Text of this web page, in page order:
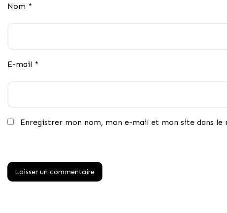
Nom *
E-mail *
Enregistrer mon nom, mon e-mail et mon site dans